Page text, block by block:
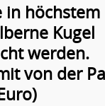
in höchstem
Kugel
werden.
von der